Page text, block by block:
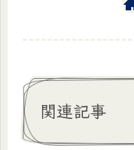
関連記事